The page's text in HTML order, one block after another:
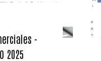
-
2025